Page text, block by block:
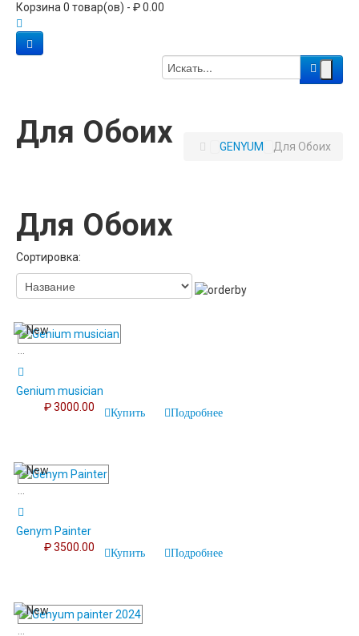
Корзина 0 товар(ов) - ₽ 0.00
Для Обоих GENYUM Для Обоих
Для Обоих
Сортировка:
...
Genium musician
₽ 3000.00
Купить Подробнее
...
Genym Painter
₽ 3500.00
Купить Подробнее
...